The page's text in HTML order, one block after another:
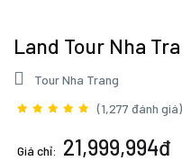
Land Tour Nha
Tour Nha Trang
(1,277 đánh giá)
Giá chỉ: 21,999,994đ